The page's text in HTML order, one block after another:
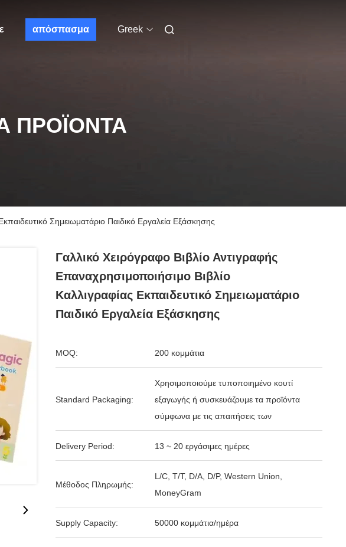
απόσπασμα Greek
ΠΡΟΪΌΝΤΑ
Σημειωματάριο Παιδικό Εργαλεία Εξάσκησης
Γαλλικό Χειρόγραφο Βιβλίο Αντιγραφής
Επαναχρησιμοποιήσιμο Βιβλίο
Καλλιγραφίας Εκπαιδευτικό Σημειωματάριο
Παιδικό Εργαλεία Εξάσκησης
MOQ: 200 κομμάτια
Standard Packaging:
Χρησιμοποιούμε τυποποιημένο κουτί
εξαγωγής ή συσκευάζουμε τα προϊόντα
σύμφωνα με τις απαιτήσεις των
Delivery Period: 13 ~ 20 εργάσιμες ημέρες
Μέθοδος Πληρωμής:
L/C, T/T, D/A, D/P, Western Union,
MoneyGram
Supply Capacity: 50000 κομμάτια/ημέρα